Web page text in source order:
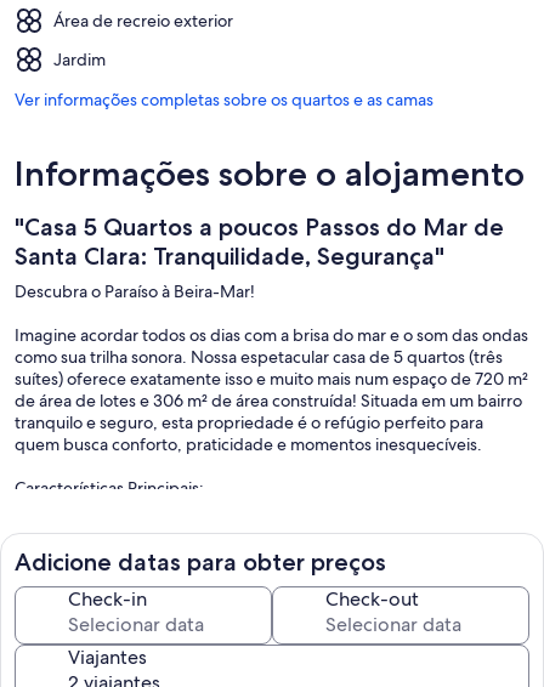
Área de recreio exterior
Jardim
Ver informações completas sobre os quartos e as camas
Informações sobre o alojamento
"Casa 5 Quartos a poucos Passos do Mar de
Santa Clara: Tranquilidade, Segurança"
Descubra o Paraíso à Beira-Mar!
Imagine acordar todos os dias com a brisa do mar e o som das ondas
como sua trilha sonora. Nossa espetacular casa de 5 quartos (três
suítes) oferece exatamente isso e muito mais num espaço de 720 m²
de área de lotes e 306 m² de área construída! Situada em um bairro
tranquilo e seguro, esta propriedade é o refúgio perfeito para
quem busca conforto, praticidade e momentos inesquecíveis.
Características Principais:
Espaço e Conforto: Com 5 quartos amplos, sendo três suítes, nossa
casa acomoda confortavelmente famílias grandes ou grupos de
amigos.
Localização Privilegiada: Apenas alguns passos do mar (150metros)
ideal para quem deseja aproveitar o melhor que a praia tem a
oferecer.
Adicione datas para obter preços
Check-in Check-out
Viajantes